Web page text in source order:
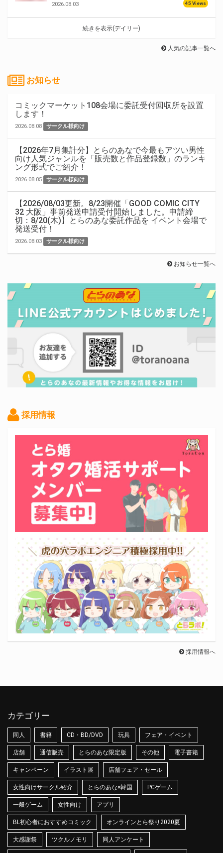
2026.08.03 45 Views
続きを表示(デイリー)
人気の記事一覧へ
お知らせ
コミックマーケット108会場に委託受付回収所を設置
します！
2026.08.08 サークル様向け
【2026年7月集計分】とらのあなで今最もアツい男性
向け人気ジャンルを「販売数と作品登録数」のランキ
ング形式でご紹介！
2026.08.05 サークル様向け
【2026/08/03更新。8/23開催「GOOD COMIC CITY
32 大阪」事前発送申請受付開始しました。申請締
切：8/20(木)】とらのあな委託作品を イベント会場で
発送受付！
2026.08.03 サークル様向け
お知らせ一覧へ
採用情報
採用情報へ
カテゴリー
同人 書籍 CD・BD/DVD 玩具 フェア・イベント
店舗 通信販売 とらのあな限定版 その他 電子書籍
キャンペーン イラスト展 店舗フェア・セール
女性向けサークル紹介 とらのあな×韓国 PCゲーム
一般ゲーム 女性向け アプリ
BL初心者におすすめコミック オンラインとら祭り2020夏
大感謝祭 ツクルノモリ 同人アンケート